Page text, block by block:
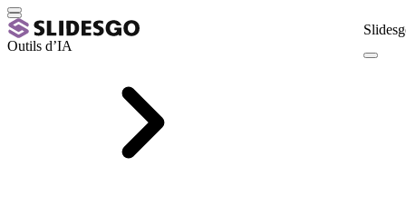
Outils d’IA